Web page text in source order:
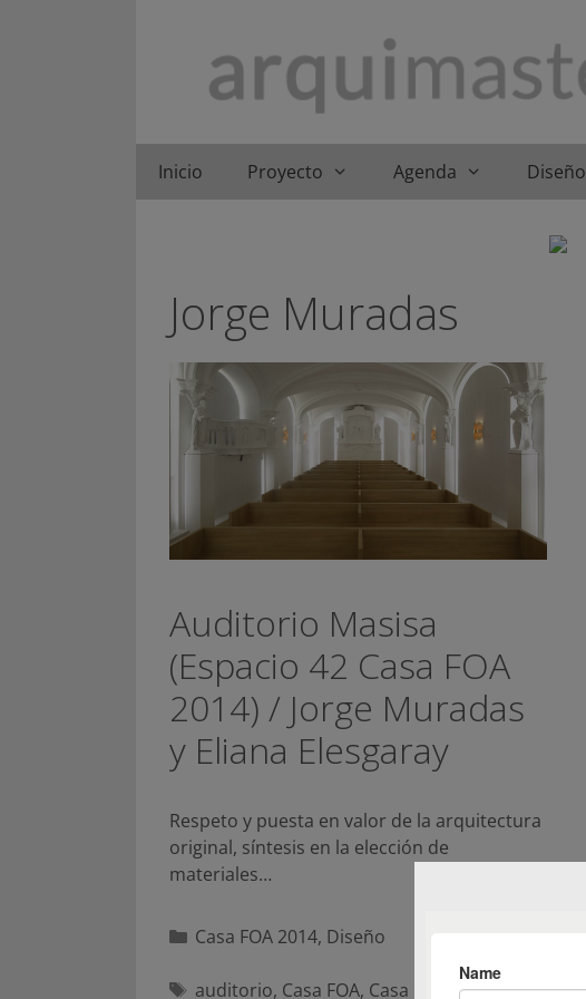
Inicio Proyecto Agenda Diseño
Jorge Muradas
Auditorio Masisa
(Espacio 42 Casa FOA
2014) / Jorge Muradas
y Eliana Elesgaray
Respeto y puesta en valor de la arquitectura
original, síntesis en la elección de
materiales…
Categorías
Casa FOA 2014, Diseño
Etiquetas
auditorio, Casa FOA, Casa FOA 2014,